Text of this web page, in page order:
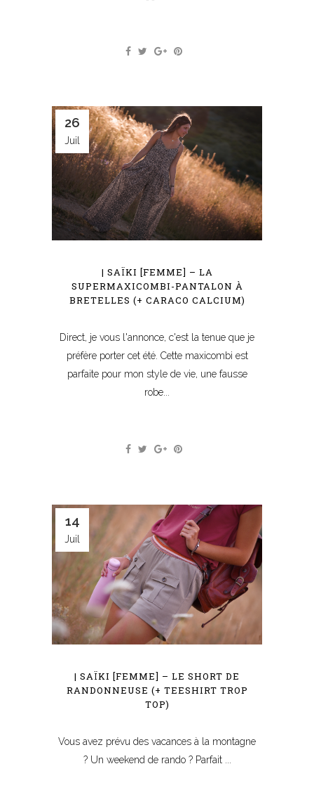
26
Juil
| SAÏKI [FEMME] – LA
SUPERMAXICOMBI-PANTALON À
BRETELLES (+ CARACO CALCIUM)
Direct, je vous l'annonce, c'est la tenue que je
préfère porter cet été. Cette maxicombi est
parfaite pour mon style de vie, une fausse
robe...
14
Juil
| SAÏKI [FEMME] – LE SHORT DE
RANDONNEUSE (+ TEESHIRT TROP
TOP)
Vous avez prévu des vacances à la montagne
? Un weekend de rando ? Parfait ...